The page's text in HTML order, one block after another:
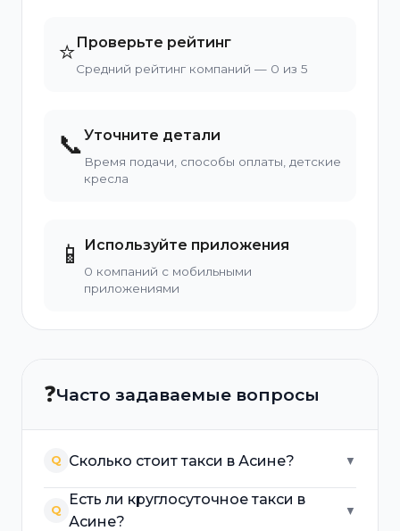
⭐Проверьте рейтинг
Средний рейтинг компаний — 0 из 5
📞Уточните детали
Время подачи, способы оплаты, детские
кресла
📱 Используйте приложения
0 компаний с мобильными
приложениями
❓Часто задаваемые вопросы
Q Сколько стоит такси в Асине? ▼
Q
Есть ли круглосуточное такси в
Асине?
▼